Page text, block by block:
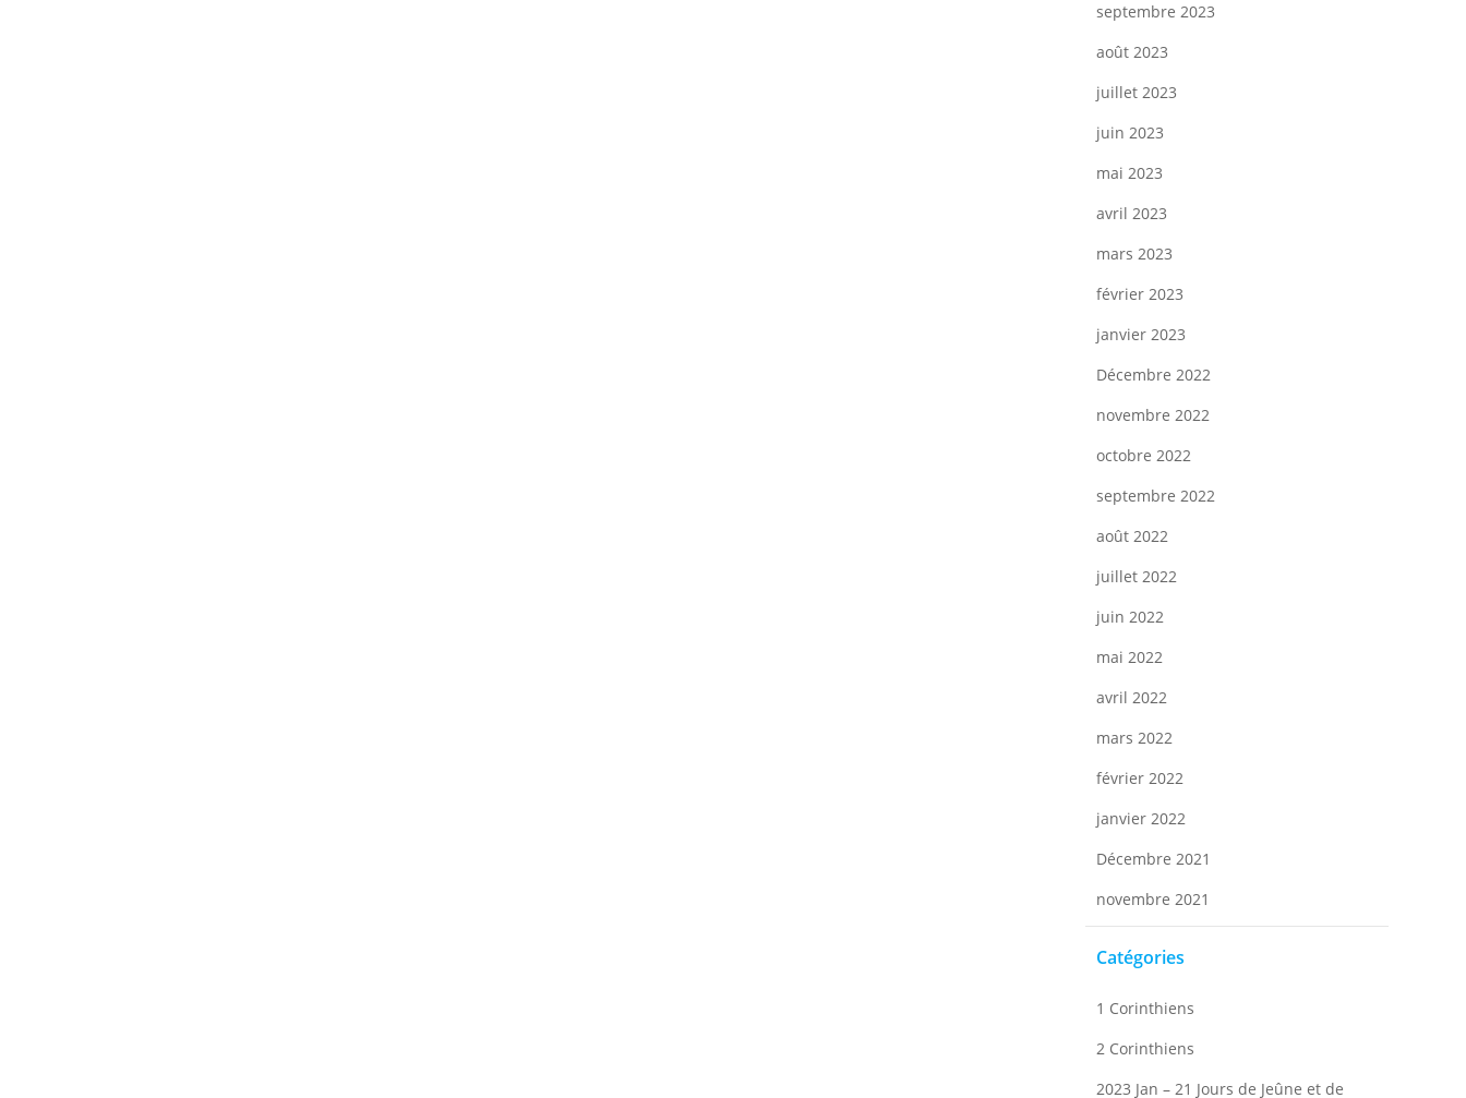
septembre 2023
août 2023
juillet 2023
juin 2023
mai 2023
avril 2023
mars 2023
février 2023
janvier 2023
Décembre 2022
novembre 2022
octobre 2022
septembre 2022
août 2022
juillet 2022
juin 2022
mai 2022
avril 2022
mars 2022
février 2022
janvier 2022
Décembre 2021
novembre 2021
Catégories
1 Corinthiens
2 Corinthiens
2023 Jan – 21 Jours de Jeûne et de